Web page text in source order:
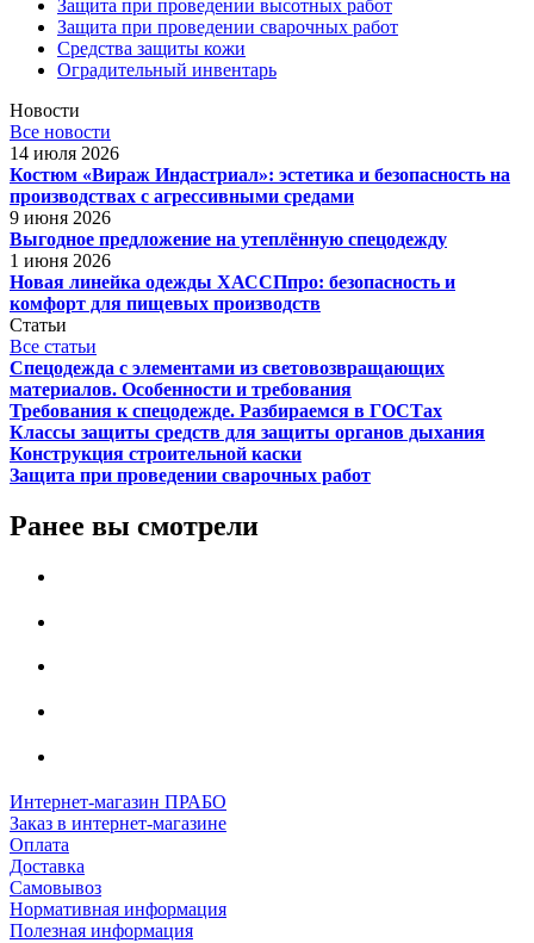
Защита при проведении высотных работ
Защита при проведении сварочных работ
Средства защиты кожи
Оградительный инвентарь
Новости
Все новости
14 июля 2026
Костюм «Вираж Индастриал»: эстетика и безопасность на
производствах с агрессивными средами
9 июня 2026
Выгодное предложение на утеплённую спецодежду
1 июня 2026
Новая линейка одежды ХАССПпро: безопасность и
комфорт для пищевых производств
Статьи
Все статьи
Спецодежда с элементами из световозвращающих
материалов. Особенности и требования
Требования к спецодежде. Разбираемся в ГОСТах
Классы защиты средств для защиты органов дыхания
Конструкция строительной каски
Защита при проведении сварочных работ
Ранее вы смотрели
Интернет-магазин ПРАБО
Заказ в интернет-магазине
Оплата
Доставка
Самовывоз
Нормативная информация
Полезная информация